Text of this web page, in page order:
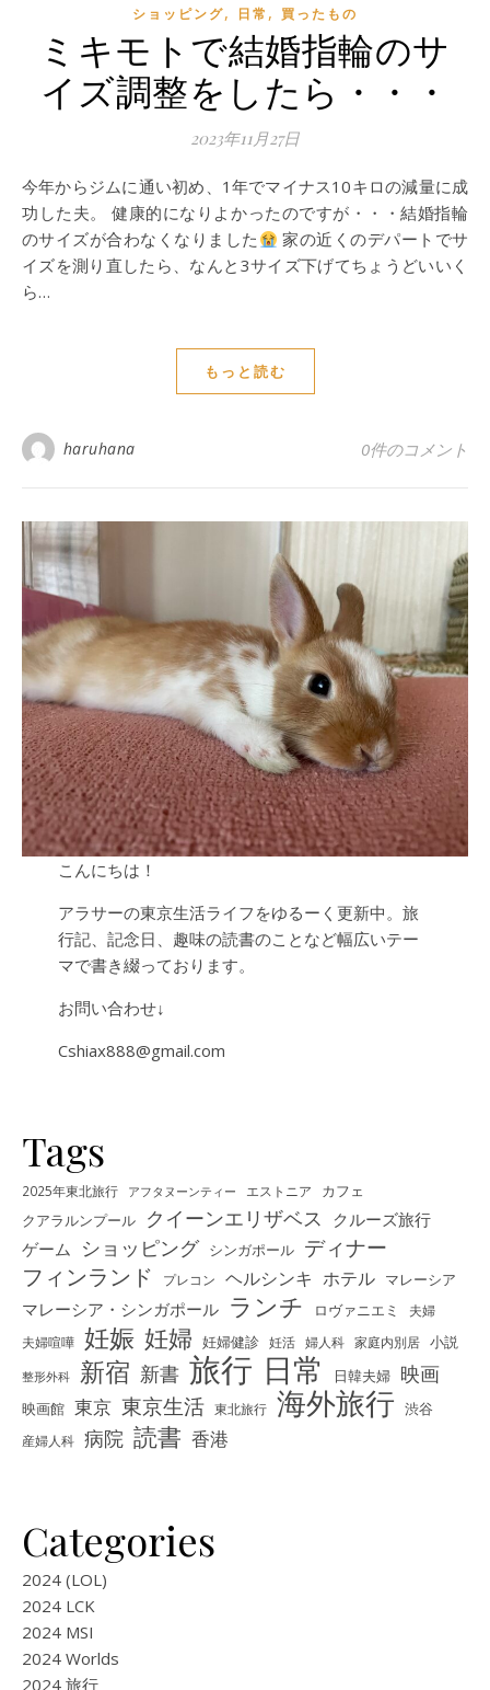
ショッピング, 日常 , 買ったもの
ミキモトで結婚指輪のサ
イズ調整をしたら・・・
2023年11月27日
今年からジムに通い初め、1年でマイナス10キロの減量に成
功した夫。 健康的になりよかったのですが・・・結婚指輪
のサイズが合わなくなりました
家の近くのデパートでサ
イズを測り直したら、なんと3サイズ下げてちょうどいいく
ら…
もっと読む
haruhana 0件のコメント
こんにちは！
アラサーの東京生活ライフをゆるーく更新中。旅
行記、記念日、趣味の読書のことなど幅広いテー
マで書き綴っております。
お問い合わせ↓
Cshiax888@gmail.com
Tags
2025年東北旅行 アフタヌーンティー エストニア カフェ
クアラルンプール クイーンエリザベス
クルーズ旅行
ゲーム ショッピング シンガポール ディナー
フィンランド プレコン ヘルシンキ ホテル マレーシア
マレーシア・シンガポール ランチ ロヴァニエミ
夫婦
夫婦喧嘩 妊娠 妊婦 妊婦健診 妊活 婦人科 家庭内別居 小説
整形外科 新宿 新書 旅行 日常 日韓夫婦 映画
映画館 東京 東京生活 東北旅行 海外旅行 渋谷
産婦人科 病院 読書 香港
Categories
2024 (LOL)
2024 LCK
2024 MSI
2024 Worlds
2024 旅行